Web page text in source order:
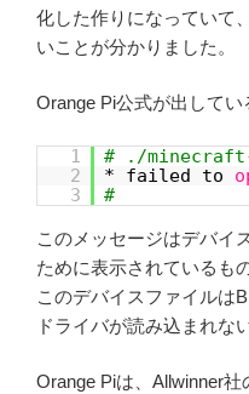
化した作りになっていて
いことが分かりました。
Orange Pi公式が出して
1
# ./
2
* failed to
3
#
このメッセージはデバイ
ために表示されているも
このデバイスファイルは
ドライバが読み込まれな
Orange Piは、Allwinner